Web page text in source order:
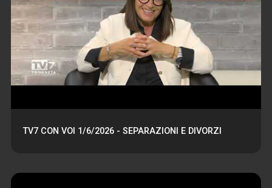
TV7 CON VOI 1/6/2026 - SEPARAZIONI E DIVORZI